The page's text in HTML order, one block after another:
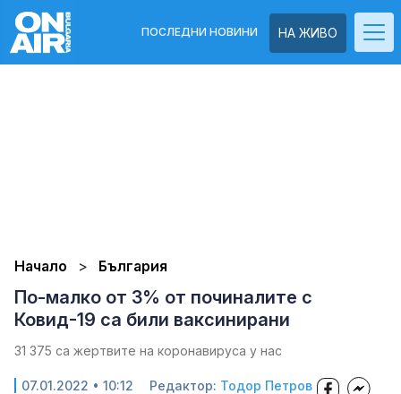
НА ЖИВО
ПОСЛЕДНИ НОВИНИ
Начало България
По-малко от 3% от починалите с
Ковид-19 са били ваксинирани
31 375 са жертвите на коронавируса у нас
07.01.2022 • 10:12 Редактор: Тодор Петров